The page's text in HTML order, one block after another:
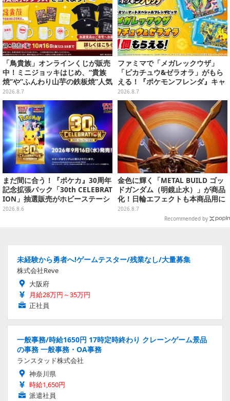
「鳥貴族」オンラインくじが販売
中！ミニジョッキはじめ、“貴族
焼”や”ふんわり山芋の鉄板焼”人気
メニューTシャツなどラインナッ
プ
2026.8.7
ファミマで「メガレックウザ」
「ピカチュウ&ゼラオラ」がもら
える！『ポケモンフレンダ』キャ
ンペーンが8月11日開始
2026.8.7
まだ間に合う！『ポケカ』30周年
記念拡張パック「30th CELEBRAT
ION」抽選販売がホビーステーシ
ョンで実施中、8月6日まで
2026.8.6
金色に輝く「METAL BUILD ゴッ
ドガンダム（明鏡止水）」が商品
化！日輪エフェクトも本商品用に
刷新した豪華仕様
2026.8.7
Recommended by
未経験から勇者へ!ゲームテスター/残業なし/大量募集
株式会社Reve
大阪府
月給28万円～35万円
正社員
一般事務/時給1650円 17時定時終わり クレーンゲーム景品
の事務 一般事務・OA事務
ランスタッド株式会社
神奈川県
時給1,650円
派遣社員